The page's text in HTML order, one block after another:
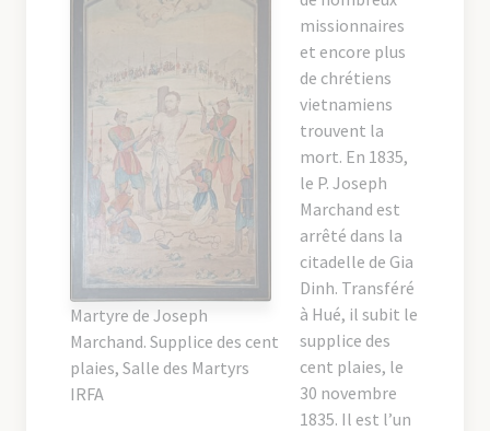
Martyre de Joseph
Marchand. Supplice des cent
plaies, Salle des Martyrs
IRFA
missionnaires
et encore plus
de chrétiens
vietnamiens
trouvent la
mort. En 1835,
le P. Joseph
Marchand est
arrêté dans la
citadelle de Gia
Dinh. Transféré
à Hué, il subit le
supplice des
cent plaies, le
30 novembre
1835. Il est l’un